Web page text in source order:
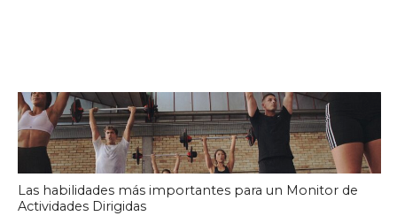
Las habilidades más importantes para un Monitor de
Actividades Dirigidas